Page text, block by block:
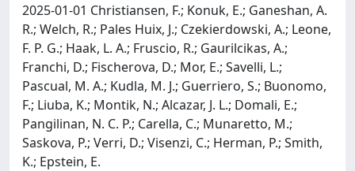
2025-01-01 Christiansen, F.; Konuk, E.; Ganeshan, A.
R.; Welch, R.; Pales Huix, J.; Czekierdowski, A.; Leone,
F. P. G.; Haak, L. A.; Fruscio, R.; Gaurilcikas, A.;
Franchi, D.; Fischerova, D.; Mor, E.; Savelli, L.;
Pascual, M. A.; Kudla, M. J.; Guerriero, S.; Buonomo,
F.; Liuba, K.; Montik, N.; Alcazar, J. L.; Domali, E.;
Pangilinan, N. C. P.; Carella, C.; Munaretto, M.;
Saskova, P.; Verri, D.; Visenzi, C.; Herman, P.; Smith,
K.; Epstein, E.